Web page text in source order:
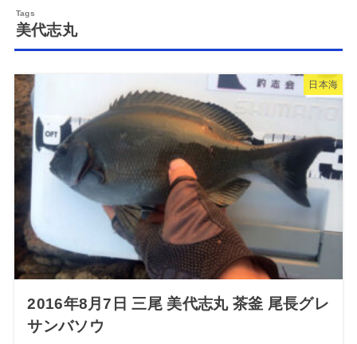
美代志丸
日本海
2016年8月7日 三尾 美代志丸 茶釜 尾長グレ
サンバソウ